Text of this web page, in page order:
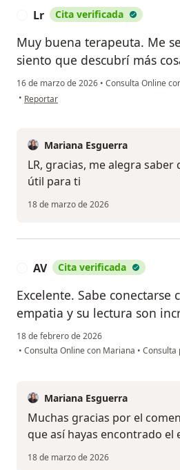
Lr Cita verificada
Muy buena terapeuta. Me
siento que descubrí más
16 de marzo de 2026 • Consulta Online
• en opinión del usuario Lr
Reportar
Mariana Esguerra
LR, gracias, me alegra
útil para ti
18 de marzo de 2026
AV Cita verificada
Excelente. Sabe conectarse
empatia y su lectura son
18 de febrero de 2026
• Consulta Online con Mariana • Consulta
Mariana Esguerra
Muchas gracias por el
que así hayas encontrado el
18 de marzo de 2026